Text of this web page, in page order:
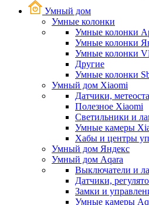
Умный дом
Умные колонки
Умные колонки
Умные колонки
Умные колонки
Другие
Умные колонки
Умный дом Xiaomi
Датчики,
Полезное Xiaomi
Светильники и
Умные камеры
Хабы и центры
Умный дом Яндекс
Умный дом Aqara
Выключатели и
Датчики,
Замки и
Умные камеры